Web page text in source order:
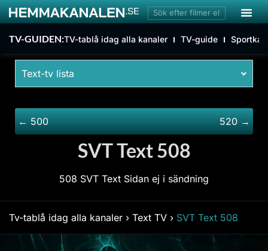
TV-GUIDEN:TV-tablå idag alla kanaler TV-guide
Text-tv lista
← 500 520 →
SVT Text 508
508 SVT Text Sidan ej i sändning
Tv-tablå idag alla kanaler › Text TV › SVT Text 508